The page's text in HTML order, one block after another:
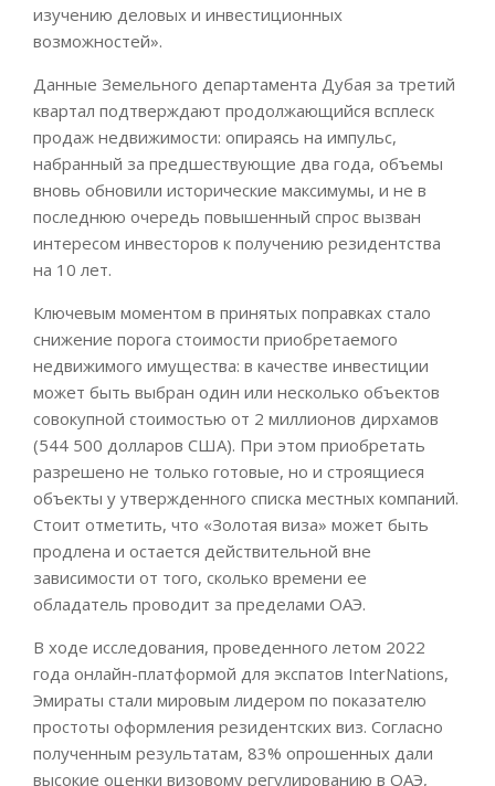
изучению деловых и инвестиционных
возможностей».
Данные Земельного департамента Дубая за третий
квартал подтверждают продолжающийся всплеск
продаж недвижимости: опираясь на импульс,
набранный за предшествующие два года, объемы
вновь обновили исторические максимумы, и не в
последнюю очередь повышенный спрос вызван
интересом инвесторов к получению резидентства
на 10 лет.
Ключевым моментом в принятых поправках стало
снижение порога стоимости приобретаемого
недвижимого имущества: в качестве инвестиции
может быть выбран один или несколько объектов
совокупной стоимостью от 2 миллионов дирхамов
(544 500 долларов США). При этом приобретать
разрешено не только готовые, но и строящиеся
объекты у утвержденного списка местных компаний.
Стоит отметить, что «Золотая виза» может быть
продлена и остается действительной вне
зависимости от того, сколько времени ее
обладатель проводит за пределами ОАЭ.
В ходе исследования, проведенного летом 2022
года онлайн-платформой для экспатов InterNations,
Эмираты стали мировым лидером по показателю
простоты оформления резидентских виз. Согласно
полученным результатам, 83% опрошенных дали
высокие оценки визовому регулированию в ОАЭ,